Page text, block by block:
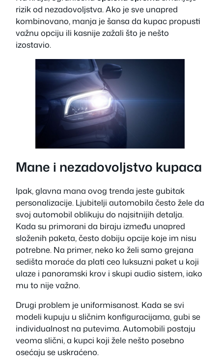
rizik od nezadovoljstva. Ako je sve unapred
kombinovano, manja je šansa da kupac propusti
važnu opciju ili kasnije zažali što je nešto
izostavio.
Mane i nezadovoljstvo kupaca
Ipak, glavna mana ovog trenda jeste gubitak
personalizacije. Ljubitelji automobila često žele da
svoj automobil oblikuju do najsitnijih detalja.
Kada su primorani da biraju između unapred
složenih paketa, često dobiju opcije koje im nisu
potrebne. Na primer, neko ko želi samo grejana
sedišta moraće da plati ceo luksuzni paket u koji
ulaze i panoramski krov i skupi audio sistem, iako
mu to nije važno.
Drugi problem je uniformisanost. Kada se svi
modeli kupuju u sličnim konfiguracijama, gubi se
individualnost na putevima. Automobili postaju
veoma slični, a kupci koji žele nešto posebno
osećaju se uskraćeno.